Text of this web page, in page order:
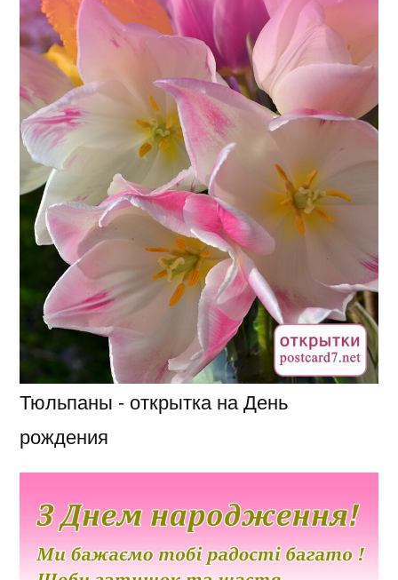
Тюльпаны - открытка на День
рождения